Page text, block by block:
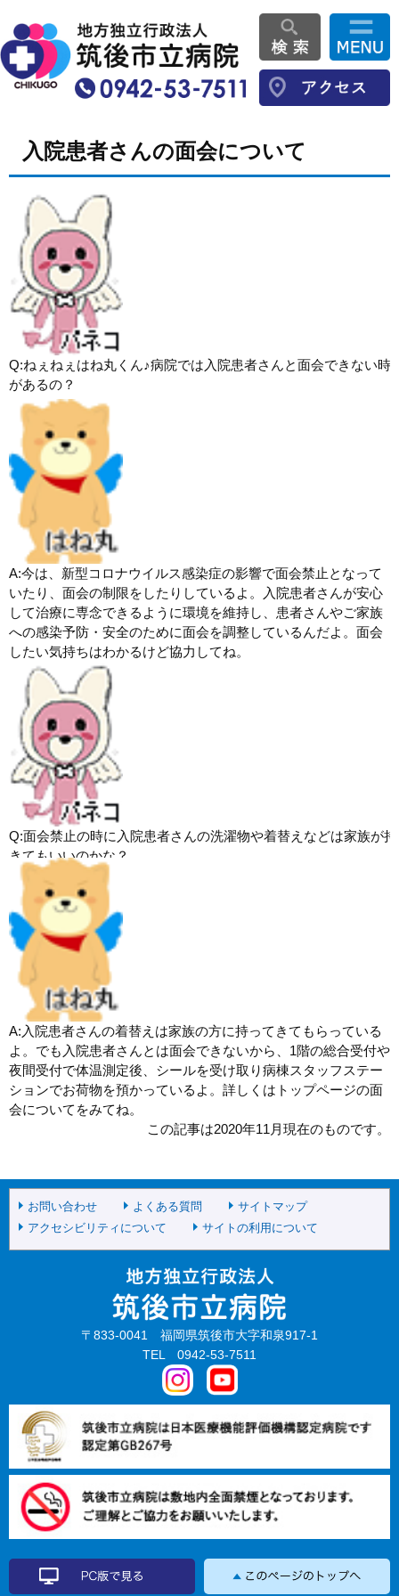
入院患者さんの面会について
Q:ねぇねぇはね丸くん♪病院では入院患者さんと面会できない時
があるの？
A:今は、新型コロナウイルス感染症の影響で面会禁止となって
いたり、面会の制限をしたりしているよ。入院患者さんが安心
して治療に専念できるように環境を維持し、患者さんやご家族
への感染予防・安全のために面会を調整しているんだよ。面会
したい気持ちはわかるけど協力してね。
Q:面会禁止の時に入院患者さんの洗濯物や着替えなどは家族が
きてもいいのかな？
A:入院患者さんの着替えは家族の方に持ってきてもらっている
よ。でも入院患者さんとは面会できないから、1階の総合受付や
夜間受付で体温測定後、シールを受け取り病棟スタッフステー
ションでお荷物を預かっているよ。詳しくはトップページの面
会についてをみてね。
この記事は2020年11月現在のものです。
お問い合わせ よくある質問
サイトマップ
アクセシビリティについて
サイトの利用について
〒833-0041 福岡県筑後市大字和泉917-1
TEL 0942-53-7511